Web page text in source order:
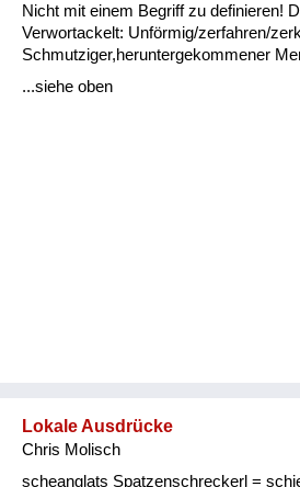
Nicht mit einem Begriff zu definieren!
Verwortackelt: Unförmig/zerfahren/
Schmutziger,heruntergekommener
...siehe oben
Lokale Ausdrücke
Chris Molisch
scheanglats Spatzenschreckerl =